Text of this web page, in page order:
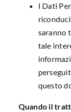
I Dati
saranno
tale
questo
Quando il